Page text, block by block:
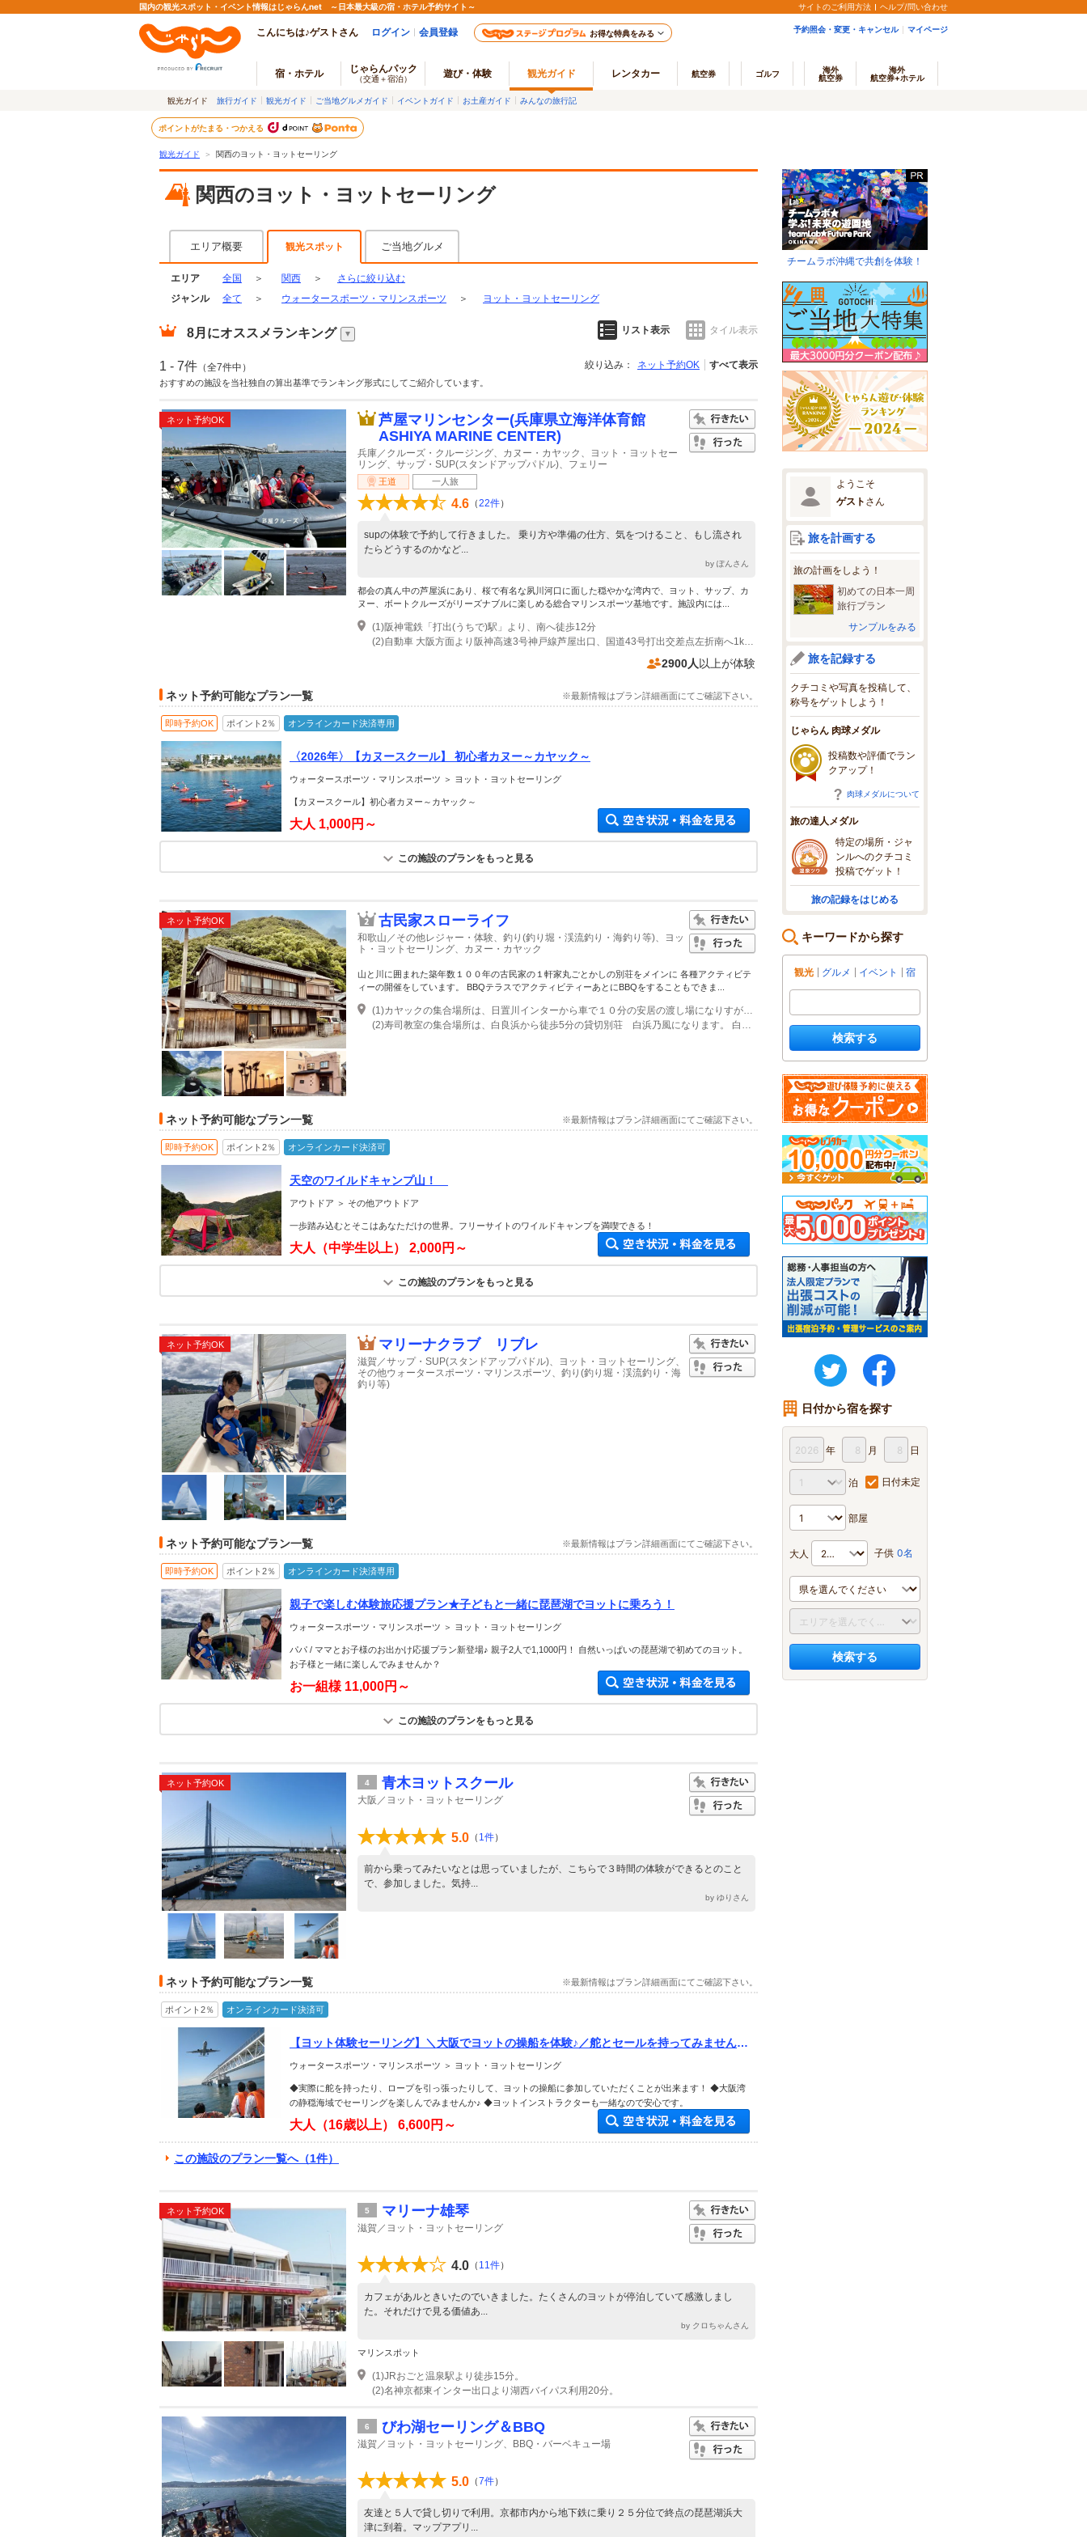
国内の観光スポット・イベント情報はじゃらんnet ～日本最大級の宿・ホテル予約サイト～ サイトのご利用方法 ヘルプ/問い合わせ
こんにちは♪ゲストさん ログイン 会員登録 お得な特典をみる 予約照会・変更・キャンセル マイページ
宿・ホテル じゃらんパック
（交通＋宿泊） 遊び・体験 観光ガイド レンタカー 航空券 ゴルフ
海外
航空券
海外
航空券+ホテル
観光ガイド 旅行ガイド 観光ガイド ご当地グルメガイド イベントガイド お土産ガイド みんなの旅行記
ポイントがたまる・つかえる
観光ガイド ＞ 関西のヨット・ヨットセーリング
関西のヨット・ヨットセーリング
エリア概要 観光スポット ご当地グルメ
エリア 全国 ＞ 関西 ＞
さらに絞り込む
ジャンル
全て ＞ ウォータースポーツ・マリンスポーツ ＞ ヨット・ヨットセーリング
8月 にオススメランキング リスト表示 タイル表示
1 - 7件 （全7件中） 絞り込み： ネット予約OK すべて表示
おすすめの施設を当社独自の算出基準でランキング形式にしてご紹介しています。
ネット予約OK
芦屋マリンセンター(兵庫県立海洋体育館
ASHIYA MARINE CENTER)
兵庫／クルーズ・クルージング、カヌー・カヤック、ヨット・ヨットセー
リング、サップ・SUP(スタンドアップパドル)、フェリー
王道 一人旅
4.6 （22件）
supの体験で予約して行きました。 乗り方や準備の仕方、気をつけること、もし流され
たらどうするのかなど...
by ぽんさん
都会の真ん中の芦屋浜にあり、桜で有名な夙川河口に面した穏やかな湾内で、ヨット、サップ、カ
ヌー、ボートクルーズがリーズナブルに楽しめる総合マリンスポーツ基地です。施設内には...
(1)阪神電鉄「打出(うちで)駅」より、南へ徒歩12分
(2)自動車 大阪方面より阪神高速3号神戸線芦屋出口、国道43号打出交差点左折南へ1km5分 神戸方面より阪神高速3号神戸線深江出口、国道43号打出交差点左折南へ1km5分
2900人 以上が体験
ネット予約可能なプラン一覧 ※最新情報はプラン詳細画面にてご確認下さい。
即時予約OK ポイント2％ オンラインカード決済専用
〈2026年〉【カヌースクール】 初心者カヌー～カヤック～
ウォータースポーツ・マリンスポーツ ＞ ヨット・ヨットセーリング
【カヌースクール】初心者カヌー～カヤック～
大人 1,000円～
空き状況・料金を見る
この施設のプランをもっと見る
ネット予約OK 古民家スローライフ
和歌山／その他レジャー・体験、釣り(釣り堀・渓流釣り・海釣り等)、ヨッ
ト・ヨットセーリング、カヌー・カヤック
山と川に囲まれた築年数１００年の古民家の１軒家丸ごとかしの別荘をメインに 各種アクティビテ
ィーの開催をしています。 BBQテラスでアクティビティーあとにBBQをすることもできま...
(1)カヤックの集合場所は、日置川インターから車で１０分の安居の渡し場になりすが、 人数により変更する場合があります。
(2)寿司教室の集合場所は、白良浜から徒歩5分の貸切別荘 白浜乃風になります。 白浜インターから12分 上富田インターから20分です。 白浜駅、近隣ホテルからの無料送迎があります。
ネット予約可能なプラン一覧 ※最新情報はプラン詳細画面にてご確認下さい。
即時予約OK ポイント2％ オンラインカード決済可
天空のワイルドキャンプ山！
アウトドア ＞ その他アウトドア
一歩踏み込むとそこはあなただけの世界。フリーサイトのワイルドキャンプを満喫できる！
大人（中学生以上） 2,000円～
空き状況・料金を見る
この施設のプランをもっと見る
ネット予約OK マリーナクラブ リブレ
滋賀／サップ・SUP(スタンドアップパドル)、ヨット・ヨットセーリング、
その他ウォータースポーツ・マリンスポーツ、釣り(釣り堀・渓流釣り・海
釣り等)
ネット予約可能なプラン一覧 ※最新情報はプラン詳細画面にてご確認下さい。
即時予約OK ポイント2％ オンラインカード決済専用
親子で楽しむ体験旅応援プラン★子どもと一緒に琵琶湖でヨットに乗ろう！
ウォータースポーツ・マリンスポーツ ＞ ヨット・ヨットセーリング
パパ / ママとお子様のお出かけ応援プラン新登場♪ 親子2人で1,1000円！ 自然いっぱいの琵琶湖で初めてのヨット。
お子様と一緒に楽しんでみませんか？
お一組様 11,000円～
空き状況・料金を見る
この施設のプランをもっと見る
ネット予約OK 4 青木ヨットスクール
大阪／ヨット・ヨットセーリング
5.0 （ 1件）
前から乗ってみたいなとは思っていましたが、こちらで３時間の体験ができるとのこと
で、参加しました。気持...
by ゆりさん
ネット予約可能なプラン一覧 ※最新情報はプラン詳細画面にてご確認下さい。
ポイント2％ オンラインカード決済可
【ヨット体験セーリング】＼大阪でヨットの操船を体験♪／舵とセールを持ってみませんか
ウォータースポーツ・マリンスポーツ ＞ ヨット・ヨットセーリング
◆実際に舵を持ったり、ロープを引っ張ったりして、ヨットの操船に参加していただくことが出来ます！ ◆大阪湾
の静穏海域でセーリングを楽しんでみませんか♪ ◆ヨットインストラクターも一緒なので安心です。
大人（16歳以上） 6,600円～
この施設のプラン一覧へ（1件）
ネット予約OK 5 マリーナ雄琴
滋賀／ヨット・ヨットセーリング
4.0 （ 11件）
カフェがあルときいたのでいきました。たくさんのヨットが停泊していて感激しまし
た。それだけで見る価値あ...
by クロちゃんさん
マリンスポット
(1)JRおごと温泉駅より徒歩15分。
(2)名神京都東インター出口より湖西バイパス利用20分。
6 びわ湖セーリング＆BBQ
滋賀／ヨット・ヨットセーリング、BBQ・バーベキュー場
5.0 （7件）
友達と５人で貸し切りで利用。京都市内から地下鉄に乗り２５分位で終点の琵琶湖浜大
津に到着。マップアプリ...
チームラボ沖縄で共創を体験！
ようこそ
ゲスト さん
旅を計画する
旅の計画をしよう！
初めての日本一周
旅行プラン
サンプルをみる
旅を記録する
クチコミや写真を投稿して、
称号をゲットしよう！
じゃらん 肉球メダル
投稿数や評価でラン
クアップ！
肉球メダルについて
旅の達人メダル
特定の場所・ジャ
ンルへのクチコミ
投稿でゲット！
旅の記録をはじめる
キーワードから探す
観光 グルメ イベント 宿
検索する
twitter
日付から宿を探す
年 月 日
泊 日付未定
部屋
大人 子供 0名
検索する